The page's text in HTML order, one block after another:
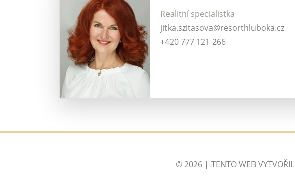
Realitní specialistka
jitka.szitasova@resorthluboka.cz
+420 777 121 266
© 2026 | TENTO WEB VYTVOŘIL